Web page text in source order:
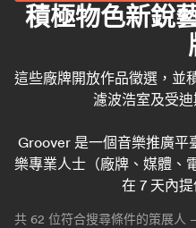
積極物色新銳
這些廠牌開放作品徵選，並
濾波浩室及受
Groover 是一個音樂推廣平
樂專業人士（廠牌、媒體、
在 7 天內
共 62 位符合搜尋條件的策展人